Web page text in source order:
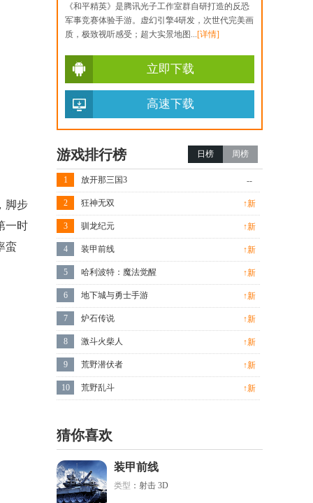
脚步
一时
蛮
《和平精英》是腾讯光子工作室群自研打造的反恐
军事竞赛体验手游。虚幻引擎4研发，次世代完美画
质，极致视听感受；超大实景地图...[详情]
立即下载
高速下载
游戏排行榜 日榜 周榜
1 放开那三国3 --
2 狂神无双 ↑新
3 驯龙纪元 ↑新
4 装甲前线 ↑新
5 哈利波特：魔法觉醒 ↑新
6 地下城与勇士手游 ↑新
7 炉石传说 ↑新
8 激斗火柴人 ↑新
9 荒野潜伏者 ↑新
10 荒野乱斗 ↑新
猜你喜欢
装甲前线
类型 ：射击 3D